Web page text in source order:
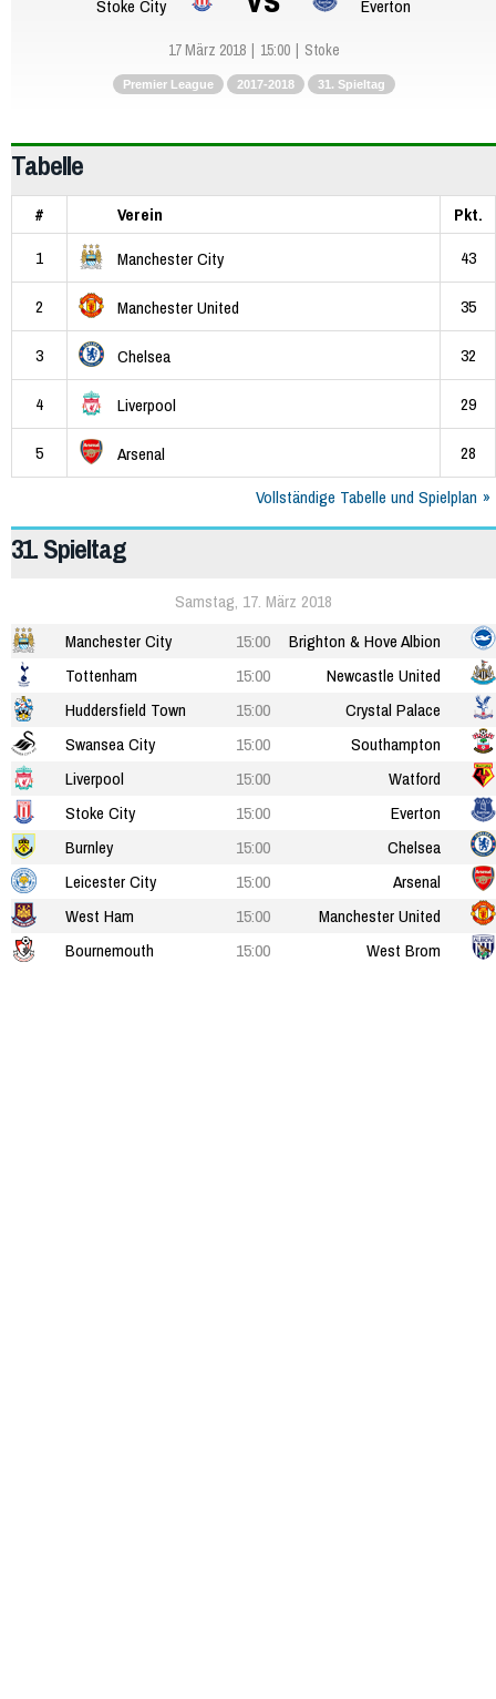
Stoke City Everton
17 März 2018 15:00 Stoke
Premier League 2017-2018 31. Spieltag
Tabelle
# Verein
Pkt.
1
Manchester City 43
2 Manchester United 35
3 Chelsea 32
4 Liverpool 29
5 Arsenal
28
Vollständige Tabelle und Spielplan
31. Spieltag
Samstag, 17. März 2018
Manchester City
15:00
Brighton & Hove Albion
Tottenham
15:00
Newcastle United
Huddersfield Town
15:00
Crystal Palace
Swansea City
15:00
Southampton
Liverpool
15:00
Watford
Stoke City
15:00
Everton
Burnley
15:00
Chelsea
Leicester City
15:00
Arsenal
West Ham
15:00
Manchester United
Bournemouth
15:00 West Brom